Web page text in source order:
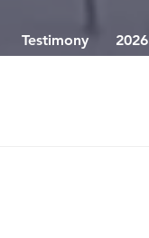
Testimony 2026